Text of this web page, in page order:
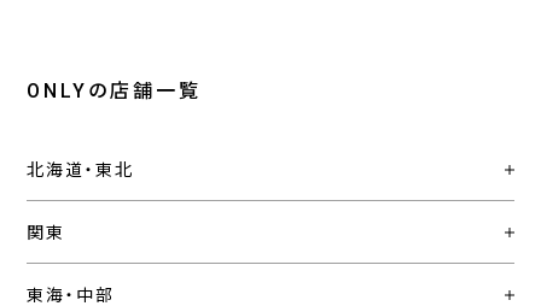
ONLYの店舗一覧
北海道・東北
関東
東海・中部